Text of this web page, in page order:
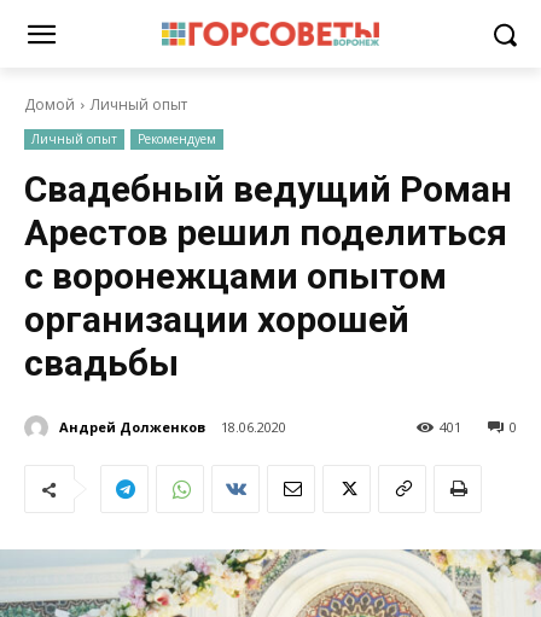
Домой Личный опыт
Личный опыт Рекомендуем
Свадебный ведущий Роман
Арестов решил поделиться
с воронежцами опытом
организации хорошей
свадьбы
Андрей Долженков 18.06.2020 0
401